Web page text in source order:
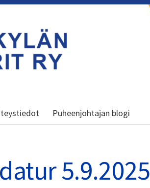
Puheenjohtajan blogi
5.9.2025